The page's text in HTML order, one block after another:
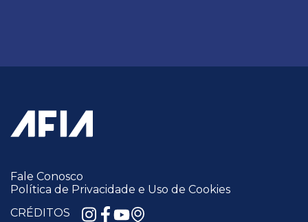
Fale Conosco
Política de Privacidade e Uso de Cookies
CRÉDITOS